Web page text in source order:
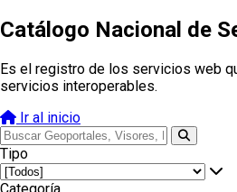
Catálogo Nacional de
Es el registro de los servicios web
servicios interoperables.
Ir al inicio
Tipo